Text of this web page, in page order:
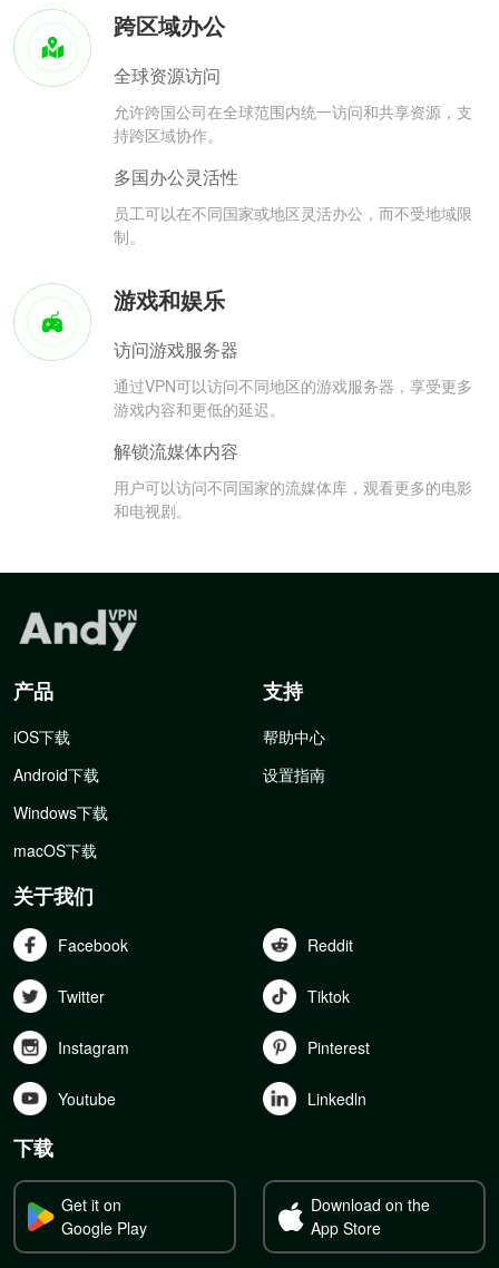
跨区域办公
全球资源访问
允许跨国公司在全球范围内统一访问和共享资源，支
持跨区域协作。
多国办公灵活性
员工可以在不同国家或地区灵活办公，而不受地域限
制。
游戏和娱乐
访问游戏服务器
通过VPN可以访问不同地区的游戏服务器，享受更多
游戏内容和更低的延迟。
解锁流媒体内容
用户可以访问不同国家的流媒体库，观看更多的电影
和电视剧。
产品
iOS下载
Android下载
Windows下载
macOS下载
支持
帮助中心
设置指南
关于我们
Facebook Reddit
Twitter Tiktok
Instagram Pinterest
Youtube Linkedln
下载
Get it on
Google Play
Download on the
App Store